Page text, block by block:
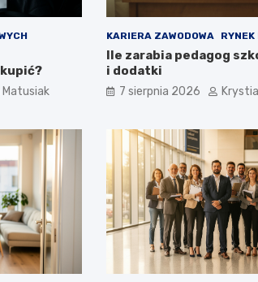
KARIERA ZAWODOWA
Ile zarabia pedagog
i dodatki
7 sierpnia 2026